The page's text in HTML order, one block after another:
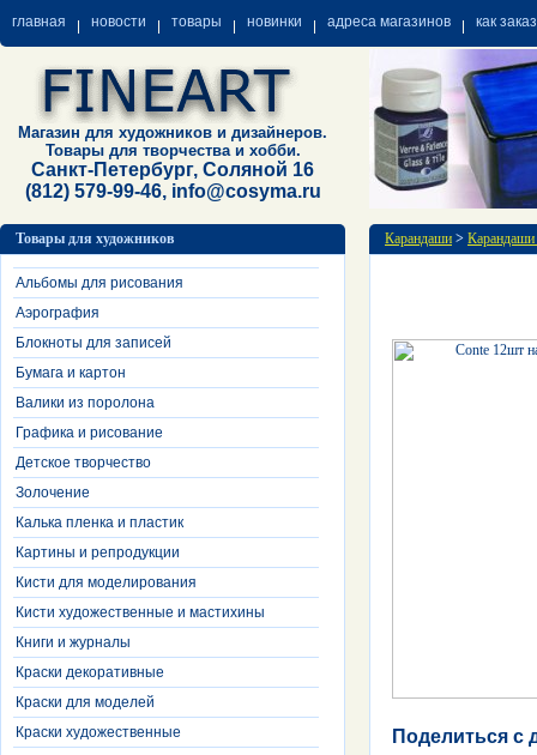
главная новости товары новинки адреса магазинов как
Магазин для художников и дизайнеров.
Товары для творчества и хобби.
Санкт-Петербург, Соляной 16
(812) 579-99-46, info@cosyma.ru
Товары для художников
Альбомы для рисования
Аэрография
Блокноты для записей
Бумага и картон
Валики из поролона
Графика и рисование
Детское творчество
Золочение
Калька пленка и пластик
Картины и репродукции
Кисти для моделирования
Кисти художественные и мастихины
Книги и журналы
Краски декоративные
Краски для моделей
Краски художественные
Карандаши > Карандаши
Поделиться с